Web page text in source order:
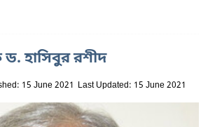
হাসিবুর রশীদ
15 June 2021 Last Updated: 15 June 2021